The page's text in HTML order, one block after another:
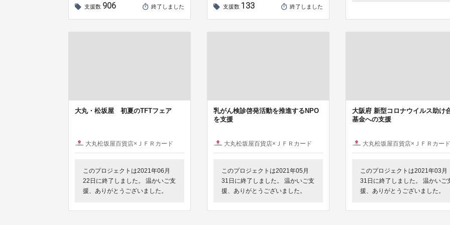
支援数 906 終了しました 支援数 133 終了しました
大丸・松坂屋 初夏のTFTフェア
大丸松坂屋百貨店×ＪＦＲカード
このプロジェクトは2021年06月
22日に終了しました。 温かいご支
援、ありがとうございました。
乳がん検診啓発活動を推進するNPO
を支援
大丸松坂屋百貨店×ＪＦＲカード
このプロジェクトは2021年05月
31日に終了しました。 温かいご支
援、ありがとうございました。
大阪府 新型コロナウイルス助け
基金への支援
大丸松坂屋百貨店×ＪＦＲカード
このプロジェクトは2021年03月
31日に終了しました。 温かいご
援、ありがとうございました。